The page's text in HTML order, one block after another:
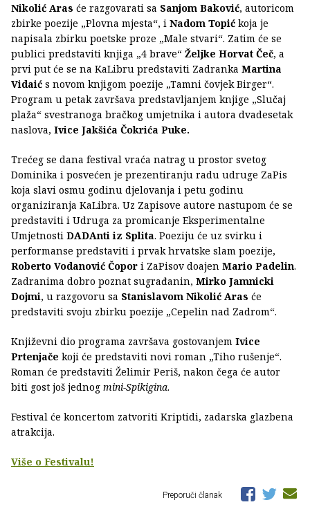
Nikolić Aras će razgovarati sa Sanjom Baković, autoricom
zbirke poezije „Plovna mjesta“, i Nadom Topić koja je
napisala zbirku poetske proze „Male stvari“. Zatim će se
publici predstaviti knjiga „4 brave“ Željke Horvat Čeč, a
prvi put će se na KaLibru predstaviti Zadranka Martina
Vidaić s novom knjigom poezije „Tamni čovjek Birger“.
Program u petak završava predstavljanjem knjige „Slučaj
plaža“ svestranoga bračkog umjetnika i autora dvadesetak
naslova, Ivice Jakšića Čokrića Puke.
Trećeg se dana festival vraća natrag u prostor svetog
Dominika i posvećen je prezentiranju radu udruge ZaPis
koja slavi osmu godinu djelovanja i petu godinu
organiziranja KaLibra. Uz Zapisove autore nastupom će se
predstaviti i Udruga za promicanje Eksperimentalne
Umjetnosti DADAnti iz Splita. Poeziju će uz svirku i
performanse predstaviti i prvak hrvatske slam poezije,
Roberto Vodanović Čopor i ZaPisov doajen Mario Padelin.
Zadranima dobro poznat sugrađanin, Mirko Jamnicki
Dojmi, u razgovoru sa Stanislavom Nikolić Aras će
predstaviti svoju zbirku poezije „Cepelin nad Zadrom“.
Književni dio programa završava gostovanjem Ivice
Prtenjače koji će predstaviti novi roman „Tiho rušenje“.
Roman će predstaviti Želimir Periš, nakon čega će autor
biti gost još jednog mini-Spikigina.
Festival će koncertom zatvoriti Kriptidi, zadarska glazbena
atrakcija.
Više o Festivalu!
Preporuči članak